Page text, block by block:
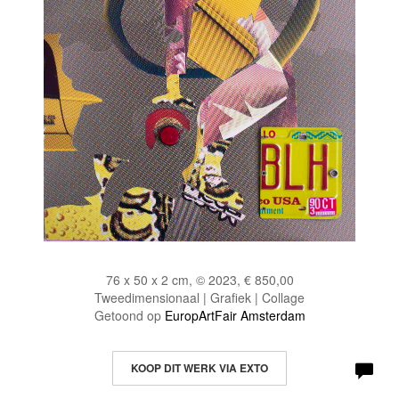
76 x 50 x 2 cm, © 2023, € 850,00
Tweedimensionaal | Grafiek | Collage
Getoond op EuropArtFair Amsterdam
KOOP DIT WERK VIA EXTO